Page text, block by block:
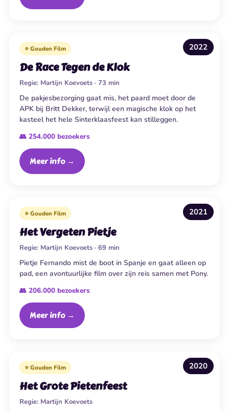
2022
⭐ Gouden Film
De Race Tegen de Klok
Regie: Martijn Koevoets · 73 min
De pakjesbezorging gaat mis, het paard moet door de
APK bij Britt Dekker, terwijl een magische klok op het
kasteel het hele Sinterklaasfeest kan stilleggen.
👥 254.000 bezoekers
Meer info →
2021
⭐ Gouden Film
Het Vergeten Pietje
Regie: Martijn Koevoets · 69 min
Pietje Fernando mist de boot in Spanje en gaat alleen op
pad, een avontuurlijke film over zijn reis samen met Pony.
👥 206.000 bezoekers
Meer info →
2020
⭐ Gouden Film
Het Grote Pietenfeest
Regie: Martijn Koevoets